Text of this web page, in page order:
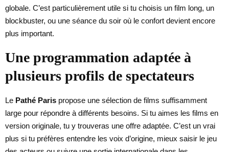
globale. C’est particulièrement utile si tu choisis un film long, un
blockbuster, ou une séance du soir où le confort devient encore
plus important.
Une programmation adaptée à
plusieurs profils de spectateurs
Le Pathé Paris propose une sélection de films suffisamment
large pour répondre à différents besoins. Si tu aimes les films en
version originale, tu y trouveras une offre adaptée. C’est un vrai
plus si tu préfères entendre les voix d’origine, mieux saisir le jeu